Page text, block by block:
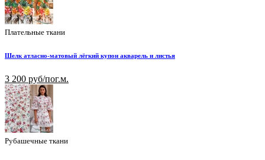
Плательные ткани
Шелк атласно-матовый лёгкий купон акварель и листья
3 200 руб/пог.м.
Рубашечные ткани